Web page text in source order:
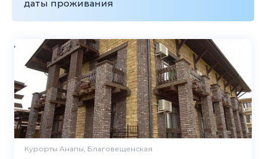
даты проживания
Курорты Анапы, Благовещенская